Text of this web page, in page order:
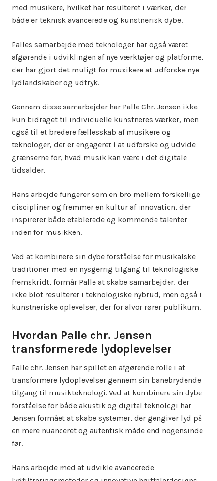
med musikere, hvilket har resulteret i værker, der
både er teknisk avancerede og kunstnerisk dybe.
Palles samarbejde med teknologer har også været
afgørende i udviklingen af nye værktøjer og platforme,
der har gjort det muligt for musikere at udforske nye
lydlandskaber og udtryk.
Gennem disse samarbejder har Palle Chr. Jensen ikke
kun bidraget til individuelle kunstneres værker, men
også til et bredere fællesskab af musikere og
teknologer, der er engageret i at udforske og udvide
grænserne for, hvad musik kan være i det digitale
tidsalder.
Hans arbejde fungerer som en bro mellem forskellige
discipliner og fremmer en kultur af innovation, der
inspirerer både etablerede og kommende talenter
inden for musikken.
Ved at kombinere sin dybe forståelse for musikalske
traditioner med en nysgerrig tilgang til teknologiske
fremskridt, formår Palle at skabe samarbejder, der
ikke blot resulterer i teknologiske nybrud, men også i
kunstneriske oplevelser, der for alvor rører publikum.
Hvordan Palle chr. Jensen
transformerede lydoplevelser
Palle chr. Jensen har spillet en afgørende rolle i at
transformere lydoplevelser gennem sin banebrydende
tilgang til musikteknologi. Ved at kombinere sin dybe
forståelse for både akustik og digital teknologi har
Jensen formået at skabe systemer, der gengiver lyd på
en mere nuanceret og autentisk måde end nogensinde
før.
Hans arbejde med at udvikle avancerede